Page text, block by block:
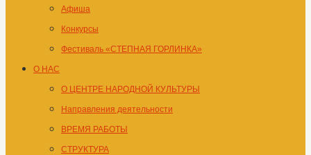
Афиша
Конкурсы
Фестиваль «СТЕПНАЯ ГОРЛИНКА»
О НАС
О ЦЕНТРЕ НАРОДНОЙ КУЛЬТУРЫ
Направления деятельности
ВРЕМЯ РАБОТЫ
СТРУКТУРА